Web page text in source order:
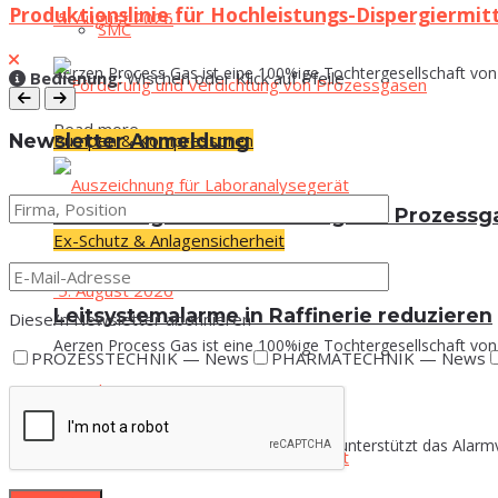
5. August 2026
Aerzen Process Gas ist eine 100%ige Tochtergesellschaft
Read more
Ex-Schutz & Anlagensicherheit
Leit­sys­tem­alar­me in Raf­fi­ne­rie reduzieren
30. Juli 2026
Emerson hat Rompetrol Rafinare dabei unterstützt das
SMC
Pumpen & Kompressoren
För­de­rung und Ver­dich­tung von
5. August 2026
Aerzen Process Gas ist eine 100%ige Tochtergesellschaft
Produktionslinie für Hochleistungs-
Bedie­nung:Wischen oder Klick auf Pfeile
News­let­ter Anmeldung
Diese/n News­let­ter abonnieren
PROZESSTECHNIK — News
PHARMATECHNIK — News